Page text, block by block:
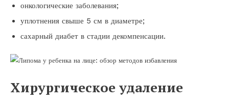
онкологические заболевания;
уплотнения свыше 5 см в диаметре;
сахарный диабет в стадии декомпенсации.
Хирургическое удаление